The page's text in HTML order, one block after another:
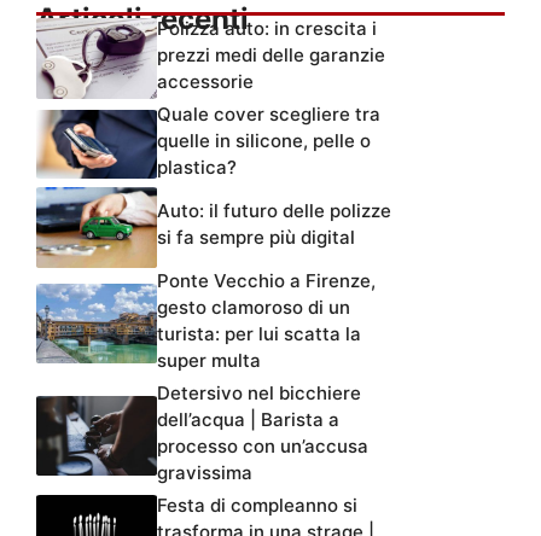
Articoli recentiPolizza auto: in crescita i
prezzi medi delle garanzie
accessorie
Quale cover scegliere tra
quelle in silicone, pelle o
plastica?
Auto: il futuro delle polizze
si fa sempre più digital
Ponte Vecchio a Firenze,
gesto clamoroso di un
turista: per lui scatta la
super multa
Detersivo nel bicchiere
dell’acqua | Barista a
processo con un’accusa
gravissima
Festa di compleanno si
trasforma in una strage |